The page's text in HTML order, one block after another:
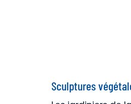
Sculptures